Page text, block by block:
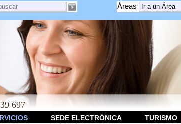
Áreas
697
SEDE ELECTRÓNICA TURISMO